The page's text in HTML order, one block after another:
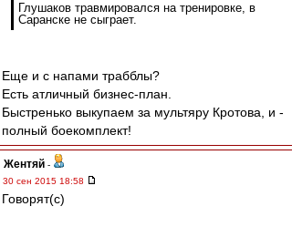
Глушаков травмировался на тренировке, в
Саранске не сыграет.
Еще и с напами трабблы?
Есть атличный бизнес-план.
Быстренько выкупаем за мультяру Кротова, и -
полный боекомплект!
Жентяй -
30 сен 2015 18:58
Говорят(с)